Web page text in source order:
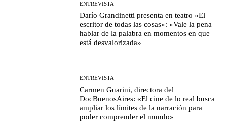
ENTREVISTA
Darío Grandinetti presenta en teatro «El
escritor de todas las cosas»: «Vale la pena
hablar de la palabra en momentos en que
está desvalorizada»
ENTREVISTA
Carmen Guarini, directora del
DocBuenosAires: «El cine de lo real busca
ampliar los límites de la narración para
poder comprender el mundo»